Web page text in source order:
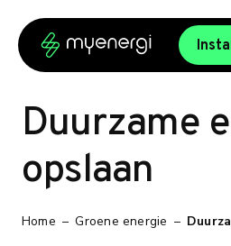
Duurzame
opslaan
Home – Groene energie –